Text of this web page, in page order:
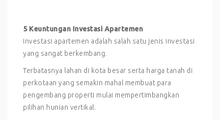
5 Keuntungan Investasi Apartemen
Investasi apartemen adalah salah satu jenis investasi
yang sangat berkembang.
Terbatasnya lahan di kota besar serta harga tanah di
perkotaan yang semakin mahal membuat para
pengembang properti mulai mempertimbangkan
pilihan hunian vertikal.